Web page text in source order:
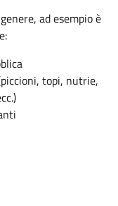
ad esempio è
topi, nutrie,